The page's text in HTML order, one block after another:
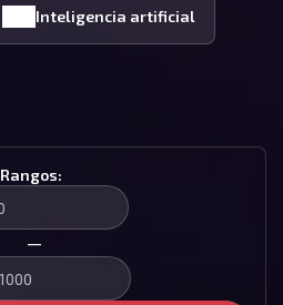
Inteligencia artificial
Rangos:
—